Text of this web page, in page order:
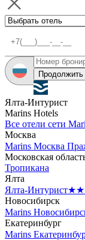
Продолжить
Ялта-Интурист
Marins Hotels
Все отели сети
Москва
Marins Москва
Московская
Тропикана
Ялта
Ялта-Интурист
Новосибирск
Marins
Екатеринбург
Marins